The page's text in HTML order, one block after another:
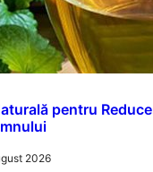
pentru
2026